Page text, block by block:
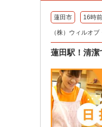
蓮田市 16時
（株）ウィルオ
蓮田駅！清